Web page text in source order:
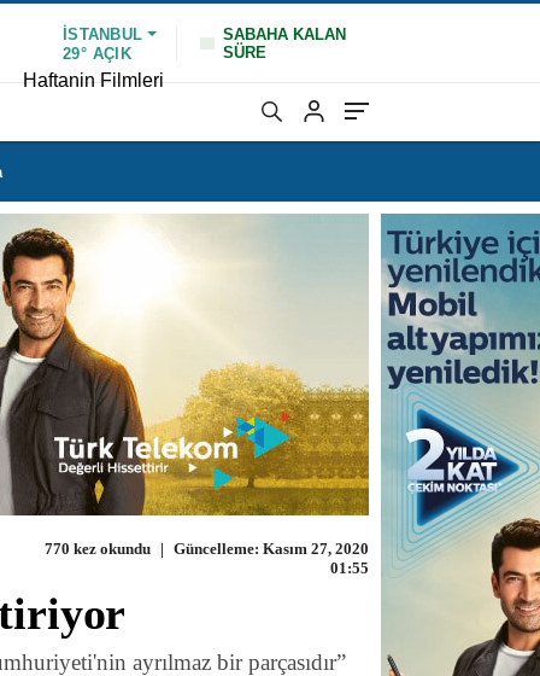
İSTANBUL
29° AÇIK
SABAHA KALAN
SÜRE
Haftanin Filmleri
770 kez okundu | Güncelleme: Kasım 27, 2020
01:55
ayrılmaz bir parçasıdır”